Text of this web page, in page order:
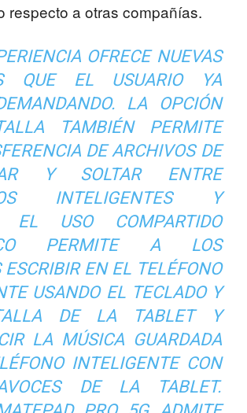
respecto a otras compañías.
OFRECE NUEVAS
QUE EL USUARIO YA
LA OPCIÓN
TAMBIÉN PERMITE
DE ARCHIVOS DE
Y SOLTAR ENTRE
INTELIGENTES Y
EL USO COMPARTIDO
PERMITE A LOS
ESCRIBIR EN EL TELÉFONO
USANDO EL TECLADO Y
DE LA TABLET Y
LA MÚSICA GUARDADA
INTELIGENTE CON
DE LA TABLET.